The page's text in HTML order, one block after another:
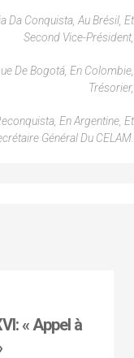
Da Conquista, Au Brésil, Et
Second Vice-Président,
De Bogotá, En Colombie,
Trésorier,
En Argentine, Et
Général Du CELAM.
« Appel à